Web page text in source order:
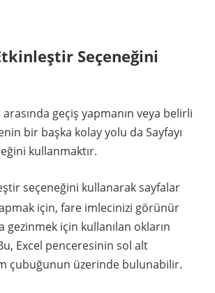
Seçeneğini
arasında geçiş yapmanın veya belirli
bir başka kolay yolu da Sayfayı
kullanmaktır.
seçeneğini kullanarak sayfalar
için, fare imlecinizi görünür
gezinmek için kullanılan okların
Excel penceresinin sol alt
çubuğunun üzerinde bulunabilir.